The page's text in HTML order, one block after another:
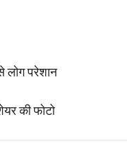
लोग परेशान
की फोटो